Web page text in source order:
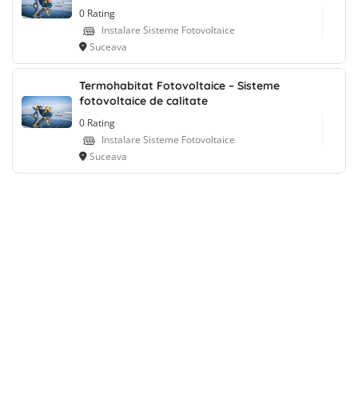
0 Rating
Instalare Sisteme Fotovoltaice
Suceava
Termohabitat Fotovoltaice – Sisteme
fotovoltaice de calitate
0 Rating
Instalare Sisteme Fotovoltaice
Suceava